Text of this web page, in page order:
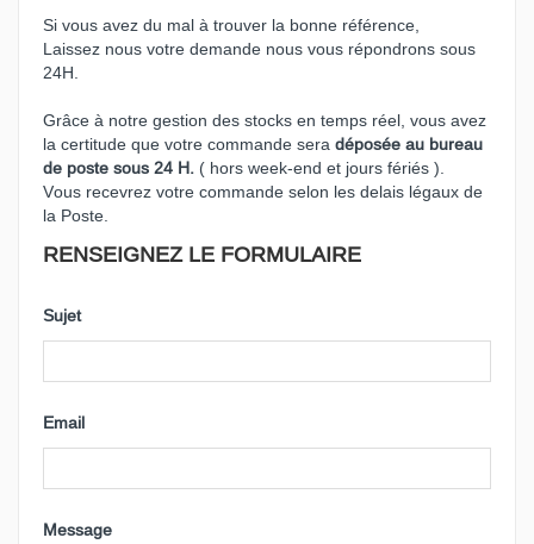
Si vous avez du mal à trouver la bonne référence,
Laissez nous votre demande nous vous répondrons sous
24H.
Grâce à notre gestion des stocks en temps réel, vous avez
la certitude que votre commande sera déposée au bureau
de poste sous 24 H. ( hors week-end et jours fériés ).
Vous recevrez votre commande selon les delais légaux de
la Poste.
RENSEIGNEZ LE FORMULAIRE
Sujet
Email
Message